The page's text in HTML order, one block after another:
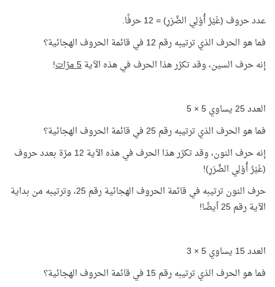
عدد حروف (غَيْرُ أُوْلِي الضَّرَرِ) = 12 حرفًا.
فما هو الحرف الذي ترتيبه رقم 12 في قائمة الحروف الهجائية؟
إنه حرف السين، وقد تكرّر هذا الحرف في هذه الآية5 مرّات !
العدد 25 يساوي 5 × 5
فما هو الحرف الذي ترتيبه رقم 25 في قائمة الحروف الهجائية؟
إنه حرف النون، وقد تكرّر هذا الحرف في هذه الآية 12 مرّة بعدد حروف
(غَيْرُ أُوْلِي الضَّرَرِ)!
حرف النون ترتيبه في قائمة الحروف الهجائية رقم 25، وترتيبه من بداية
الآية رقم 25 أيضًا!
العدد 15 يساوي 5 × 3
فما هو الحرف الذي ترتيبه رقم 15 في قائمة الحروف الهجائية؟